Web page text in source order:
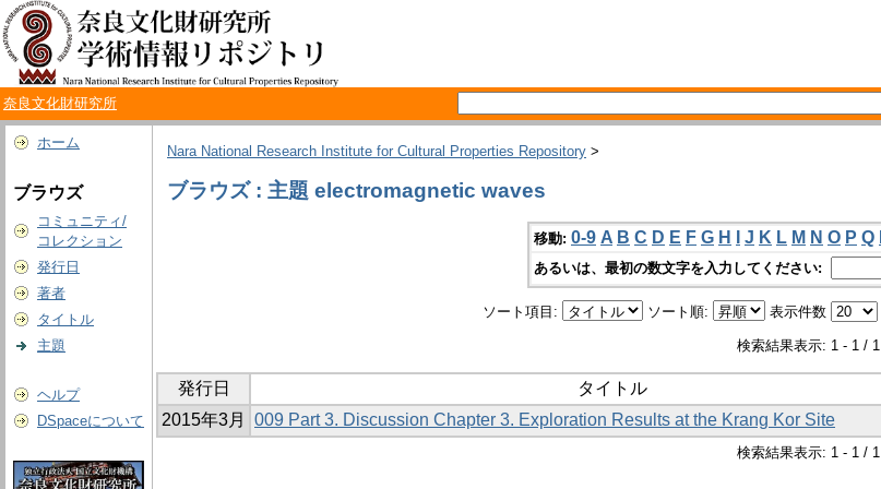
奈良文化財研究所
ホーム
ブラウズ
コミュニティ/
コレクション
発行日
著者
タイトル
主題
ヘルプ
DSpaceについて
Nara National Research Institute for Cultural Properties Repository >
ブラウズ : 主題 electromagnetic waves
移動: 0-9 A B C D E F G H J K L M N O P Q
あるいは、最初の数文字を入力してください:
ソート項目: ソート順: 表示件数
検索結果表示: 1 - 1 / 1
発行日 タイトル
2015年3月
009 Part 3. Discussion Chapter 3. Exploration Results at the Krang Kor Site
検索結果表示: 1 - 1 / 1